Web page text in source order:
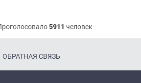
5911 человек
ОБРАТНАЯ СВЯЗЬ